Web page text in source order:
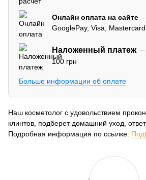
Онлайн оплата на сайте —
GooglePay, Visa, Mastercard
Наложенный платеж—
100 грн
Больше информации об оплате
Наш косметолог с удовольствием
клинтов, подберет домашний уход,
Подробная информация по ссылке: